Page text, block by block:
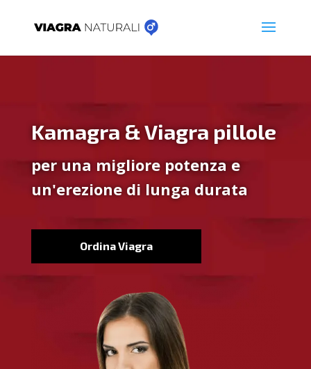
Kamagra & Viagra pillole
per una migliore potenza e
un'erezione di lunga durata
Ordina Viagra